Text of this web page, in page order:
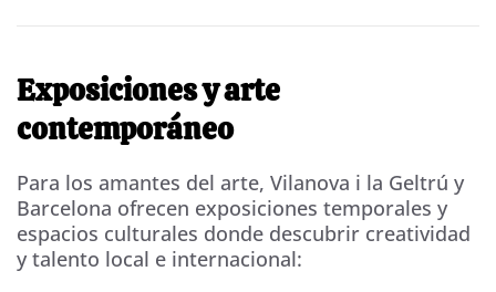
Exposiciones y arte
contemporáneo
Para los amantes del arte, Vilanova i la Geltrú y
Barcelona ofrecen exposiciones temporales y
espacios culturales donde descubrir creatividad
y talento local e internacional: